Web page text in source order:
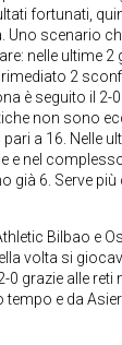
fortunati,
Uno scenario
nelle ultime 2
2
è seguito il 2-
non sono
a 16. Nelle
e nel
già 6. Serve più
Bilbao e
volta si
0 grazie alle reti
tempo e da